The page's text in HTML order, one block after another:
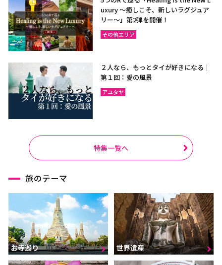
uxury ～癒しこそ、新しいラグジュア
リー〜」第2弾を開催！
その他エリア
２人なら、もっとタイが好きになる｜
第１回：愛の風景
アユタヤ
特集一覧へ
旅のテーマ
お寺巡り 世界遺産